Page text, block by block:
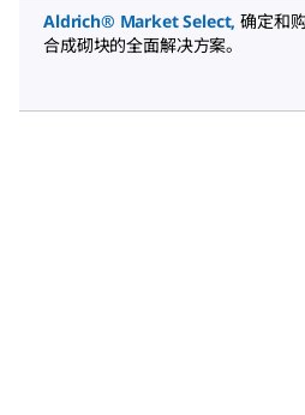
Aldrich® Market Select, 确定和
合成砌块的全面解决方案。